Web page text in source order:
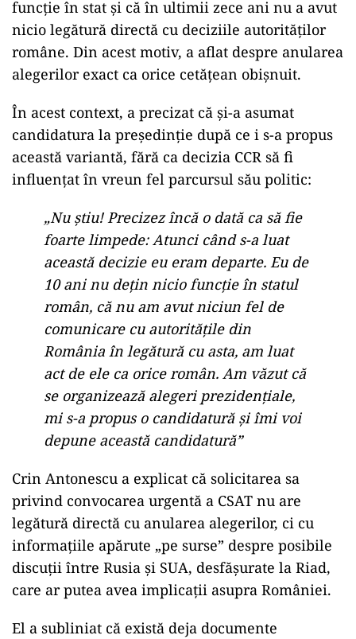
funcție în stat și că în ultimii zece ani nu a avut
nicio legătură directă cu deciziile autorităților
române. Din acest motiv, a aflat despre anularea
alegerilor exact ca orice cetățean obișnuit.
În acest context, a precizat că și-a asumat
candidatura la președinție după ce i s-a propus
această variantă, fără ca decizia CCR să fi
influențat în vreun fel parcursul său politic:
„Nu știu! Precizez încă o dată ca să fie
foarte limpede: Atunci când s-a luat
această decizie eu eram departe. Eu de
10 ani nu dețin nicio funcție în statul
român, că nu am avut niciun fel de
comunicare cu autoritățile din
România în legătură cu asta, am luat
act de ele ca orice român. Am văzut că
se organizează alegeri prezidențiale,
mi s-a propus o candidatură și îmi voi
depune această candidatură”
Crin Antonescu a explicat că solicitarea sa
privind convocarea urgentă a CSAT nu are
legătură directă cu anularea alegerilor, ci cu
informațiile apărute „pe surse” despre posibile
discuții între Rusia și SUA, desfășurate la Riad,
care ar putea avea implicații asupra României.
El a subliniat că există deja documente